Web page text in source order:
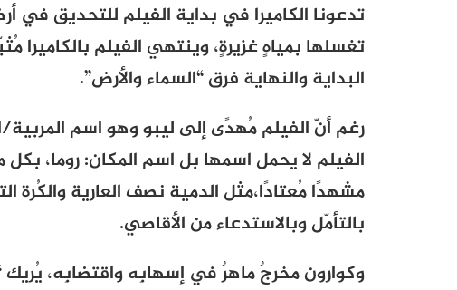
تدعونا الكاميرا في بداية الفيلم للتحديق في
تغسلها بمياهٍ غزيرةٍ، وينتهي الفيلم بالكاميرا
البداية والنهاية فرق “السماء والأرض”.
رغم أنّ الفيلم مُهدًى إلى ليبو وهو اسم
الفيلم لا يحمل اسمها بل اسم المكان: روما،
مشهدًا مُعتادًا،مثل الدمية نصف العارية والكُرة
بالتأمّل وبالاستدعاء من الأقاصي.
وكوارون مخرجٌ ماهرٌ في إسهابِه واقتضابِه،